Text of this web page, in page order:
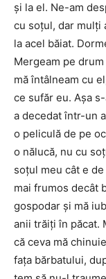
şi la el. Ne-am
cu soţul, dar mulţi
la acel băiat.
Mergeam pe
mă întâlneam cu
ce sufăr eu. Aşa
a decedat într-un
o peliculă de pe
o nălucă, nu cu
soţul meu cât e
mai frumos decât
gospodar şi mă
anii trăiţi în păcat.
că ceva mă
faţa bărbatului,